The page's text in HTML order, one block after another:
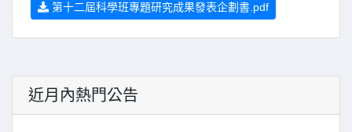
第十二屆科學班專題研究成果發表企劃書.pdf
近月內熱門公告